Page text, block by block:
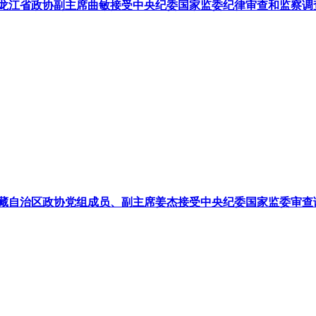
江省政协副主席曲敏接受中央纪委国家监委纪律审查和监察调
自治区政协党组成员、副主席姜杰接受中央纪委国家监委审查